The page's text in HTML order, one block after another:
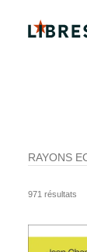
RAYONS
971 résultats